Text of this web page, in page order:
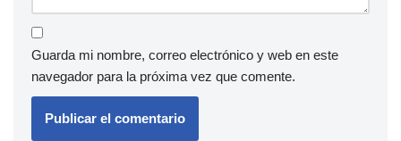
Guarda mi nombre, correo electrónico y web en este
navegador para la próxima vez que comente.